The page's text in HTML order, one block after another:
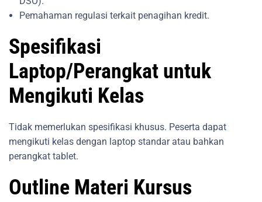
Pemahaman regulasi terkait penagihan kredit.
Spesifikasi
Laptop/Perangkat untuk
Mengikuti Kelas
Tidak memerlukan spesifikasi khusus. Peserta dapat
mengikuti kelas dengan laptop standar atau bahkan
perangkat tablet.
Outline Materi Kursus